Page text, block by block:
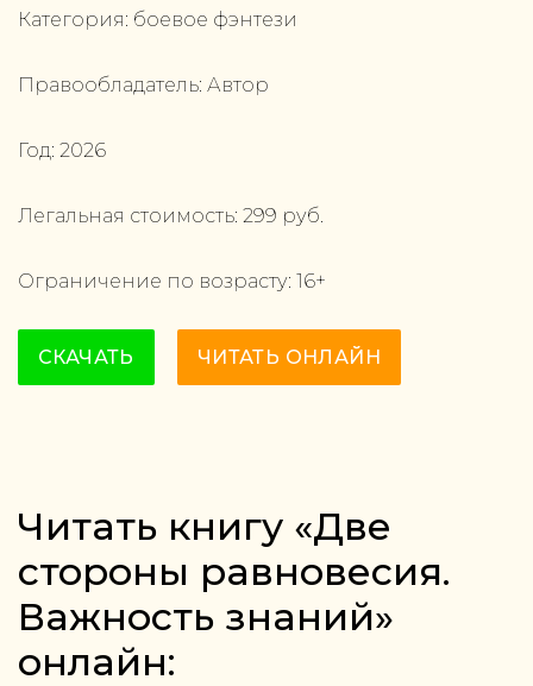
Категория: боевое фэнтези
Правообладатель: Автор
Год: 2026
Легальная стоимость: 299 руб.
Ограничение по возрасту: 16+
СКАЧАТЬ ЧИТАТЬ ОНЛАЙН
Читать книгу «Две
стороны равновесия.
Важность знаний»
онлайн: